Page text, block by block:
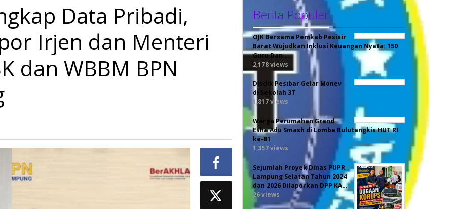
Data Pribadi,
Irjen dan Menteri
dan WBBM BPN
Berita Populer
OJK Bersama Pemkab Pesisir
Barat Wujudkan Inklusi Keuangan Nyata: 150
Guru Dan …
2,178 views
Disdik Pesibar Gelar Monev
di Sekolah 3T
1,817 views
Warga Perumahan Grand
Esha Adu Smash di Lomba Bulutangkis HUT RI
ke-81
1,357 views
Sejumlah Proyek Dinas PUPR
Lampung Selatan Tahun 2024
dan 2026 Dilaporkan DPP KA…
26 views